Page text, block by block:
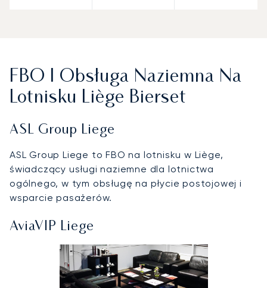
FBO I Obsługa Naziemna Na
Lotnisku Liège Bierset
ASL Group Liege
ASL Group Liege to FBO na lotnisku w Liège,
świadczący usługi naziemne dla lotnictwa
ogólnego, w tym obsługę na płycie postojowej i
wsparcie pasażerów.
AviaVIP Liege